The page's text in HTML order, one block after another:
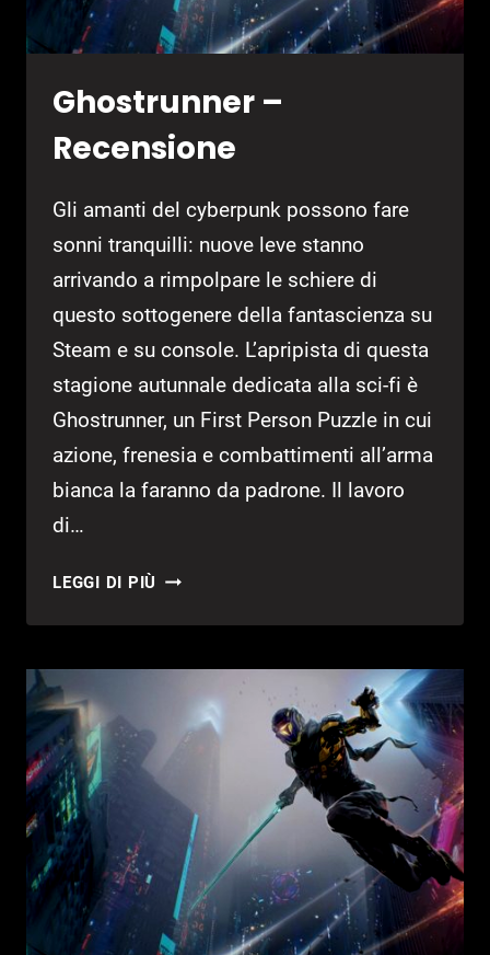
Ghostrunner –
Recensione
Gli amanti del cyberpunk possono fare
sonni tranquilli: nuove leve stanno
arrivando a rimpolpare le schiere di
questo sottogenere della fantascienza su
Steam e su console. L’apripista di questa
stagione autunnale dedicata alla sci-fi è
Ghostrunner, un First Person Puzzle in cui
azione, frenesia e combattimenti all’arma
bianca la faranno da padrone. Il lavoro
di…
LEGGI DI PIÙ GHOSTRUNNER